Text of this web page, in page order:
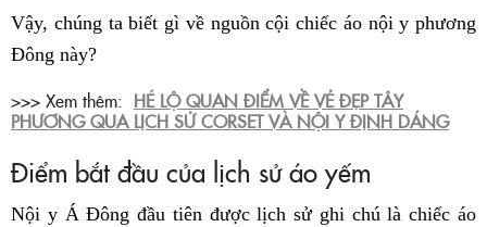
Vậy, chúng ta biết gì về nguồn cội chiếc áo nội y phương
Đông này?
>>> Xem thêm: HÉ LỘ QUAN ĐIỂM VỀ VẺ ĐẸP TÂY
PHƯƠNG QUA LỊCH SỬ CORSET VÀ NỘI Y ĐỊNH DÁNG
Điểm bắt đầu của lịch sử áo yếm
Nội y Á Đông đầu tiên được lịch sử ghi chú là chiếc áo